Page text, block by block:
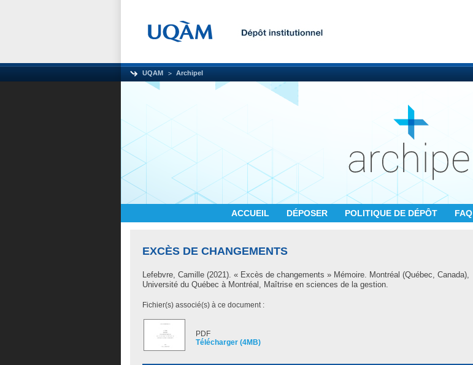
UQAM Archipel
ACCUEIL DÉPOSER POLITIQUE DE DÉPÔT FAQ
EXCÈS DE CHANGEMENTS
Lefebvre, Camille (2021). « Excès de changements » Mémoire. Montréal (Québec, Canada),
Université du Québec à Montréal, Maîtrise en sciences de la gestion.
Fichier(s) associé(s) à ce document :
PDF
Télécharger (4MB)